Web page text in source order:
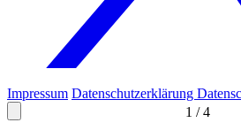
1 /4
Impressum Datenschutzerklärung